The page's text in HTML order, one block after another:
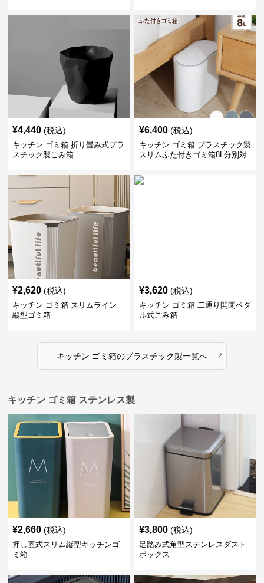
¥4,440 (税込)
キッチン ゴミ箱 折り畳み式プラ
スチック製ごみ箱
¥6,400 (税込)
キッチン ゴミ箱 プラスチック製
スリムふた付きゴミ箱8L分別対
¥2,620 (税込)
キッチン ゴミ箱 スリムライン
縦型ゴミ箱
¥3,620 (税込)
キッチン ゴミ箱 二通り開閉ペダ
ル式ごみ箱
キッチン ゴミ箱のプラスチック製一覧へ ›
キッチン ゴミ箱 ステンレス製
¥2,660 (税込)
押し蓋式スリム縦型キッチンゴ
ミ箱
¥3,800 (税込)
足踏み式角型ステンレスダスト
ボックス